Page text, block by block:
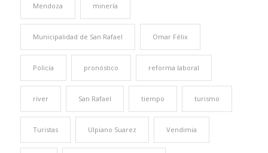
Mendoza minería
Municipalidad de San Rafael Omar Félix
Policía pronóstico reforma laboral
river San Rafael tiempo turismo
Turistas Ulpiano Suarez Vendimia